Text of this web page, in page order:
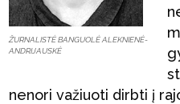
ŽURNALISTĖ BANGUOLĖ ALEKNIENĖ-
ANDRIJAUSKĖ
nenori važiuoti dirbti į